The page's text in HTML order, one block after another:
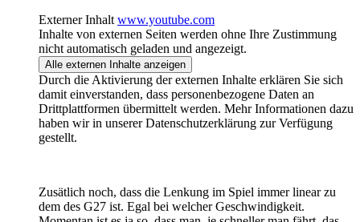
Externer Inhalt www.youtube.com
Inhalte von externen Seiten werden ohne Ihre Zustimmung
nicht automatisch geladen und angezeigt.
Alle externen Inhalte anzeigen
Durch die Aktivierung der externen Inhalte erklären Sie sich
damit einverstanden, dass personenbezogene Daten an
Drittplattformen übermittelt werden. Mehr Informationen dazu
haben wir in unserer Datenschutzerklärung zur Verfügung
gestellt.
Zusätlich noch, dass die Lenkung im Spiel immer linear zu
dem des G27 ist. Egal bei welcher Geschwindigkeit.